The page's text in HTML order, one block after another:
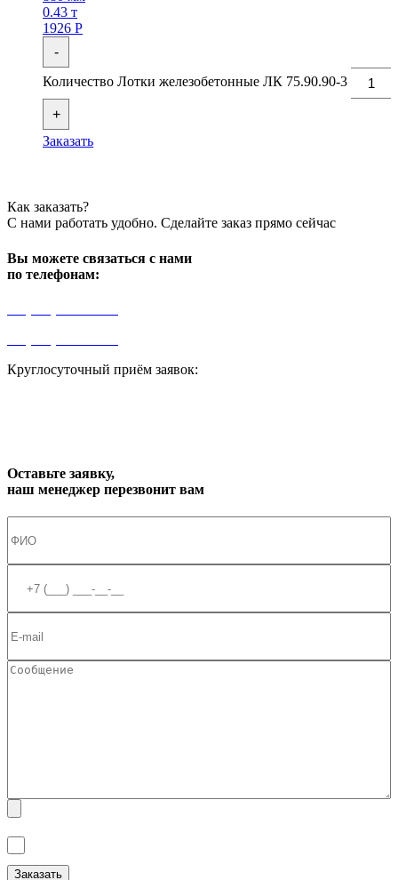
0.43 т
1926 Р
-
Количество Лотки железобетонные ЛК 75.90.90-3
+
Заказать
Как заказать?
С нами работать удобно. Сделайте заказ прямо сейчас
Вы можете связаться с нами
по телефонам:
Круглосуточный приём заявок:
Оставьте заявку,
наш менеджер перезвонит вам